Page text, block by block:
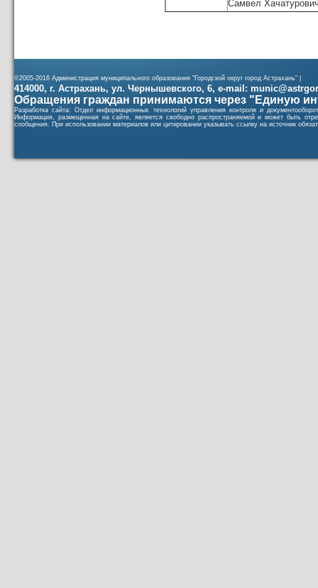
Самвел
©2005-2016 Администрация муниципального образования "Городской округ город Астрахань" |
414000, г. Астрахань, ул. Чернышевского, 6, e-mail:
Обращения граждан принимаются через "Единую
Разработка сайта: Отдел информационных технологий управления контроля и
Информация, размещенная на сайте, является свободно распространяемой и может быть
сообщения. При использовании материалов или цитировании указывать ссылку на источник